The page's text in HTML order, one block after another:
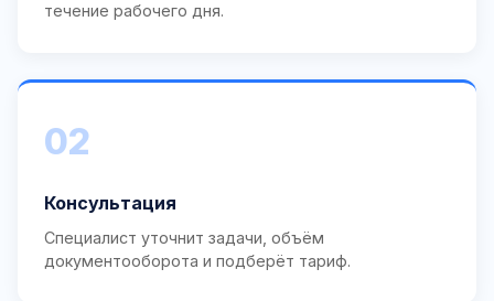
течение рабочего дня.
02
Консультация
Специалист уточнит задачи, объём
документооборота и подберёт тариф.